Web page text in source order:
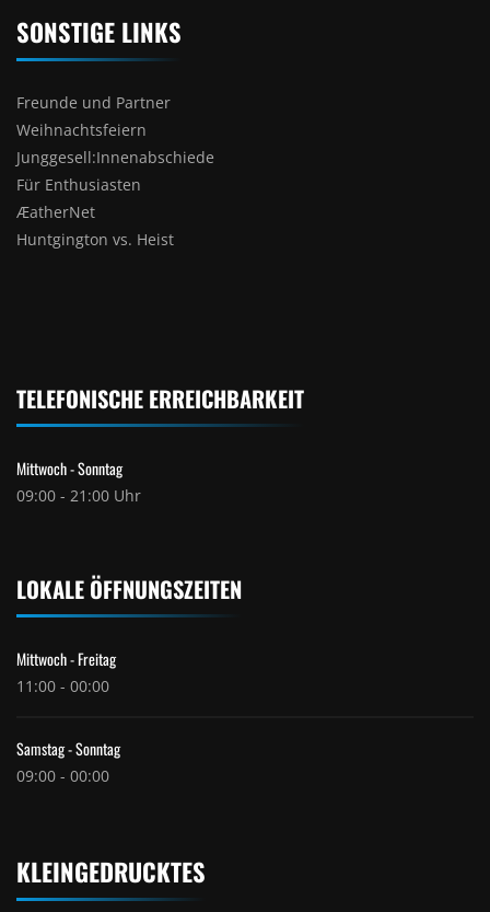
SONSTIGE LINKS
Freunde und Partner
Weihnachtsfeiern
Junggesell:Innenabschiede
Für Enthusiasten
ÆatherNet
Huntgington vs. Heist
TELEFONISCHE ERREICHBARKEIT
Mittwoch - Sonntag
09:00 - 21:00 Uhr
LOKALE ÖFFNUNGSZEITEN
Mittwoch - Freitag
11:00 - 00:00
Samstag - Sonntag
09:00 - 00:00
KLEINGEDRUCKTES